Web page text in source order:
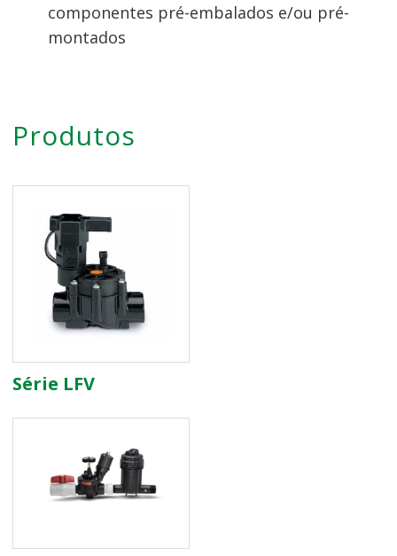
componentes pré-embalados e/ou pré-
montados
Produtos
Série LFV